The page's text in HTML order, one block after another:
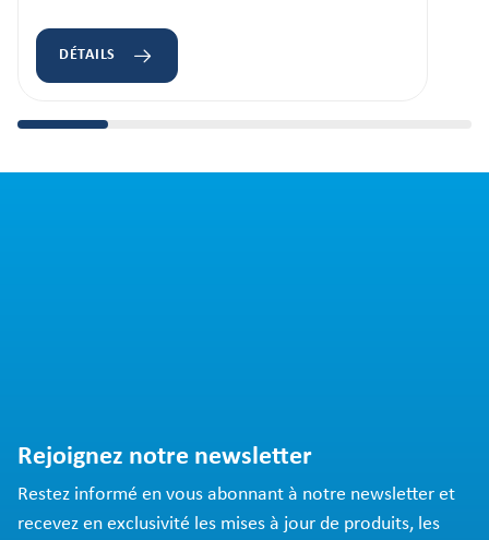
DÉTAILS
Rejoignez notre newsletter
Restez informé en vous abonnant à notre newsletter et
recevez en exclusivité les mises à jour de produits, les